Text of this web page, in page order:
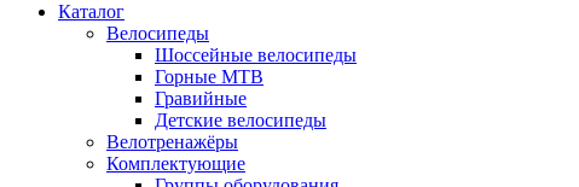
Каталог
Велосипеды
Шоссейные велосипеды
Горные МTB
Гравийные
Детские велосипеды
Велотренажёры
Комплектующие